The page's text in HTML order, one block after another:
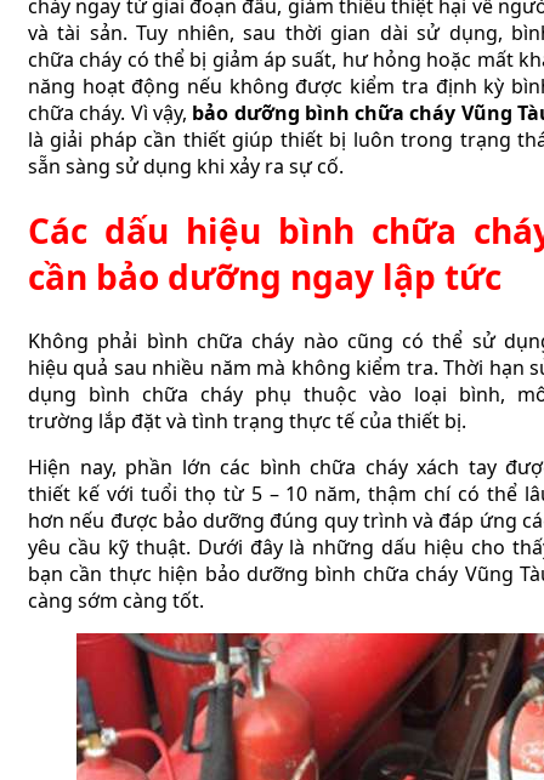
cháy ngay từ giai đoạn đầu, giảm thiểu thiệt hại về
và tài sản. Tuy nhiên, sau thời gian dài sử dụng,
chữa cháy có thể bị giảm áp suất, hư hỏng hoặc mất
năng hoạt động nếu không được kiểm tra định kỳ
chữa cháy. Vì vậy, bảo dưỡng bình chữa cháy Vũng
là giải pháp cần thiết giúp thiết bị luôn trong trạng
sẵn sàng sử dụng khi xảy ra sự cố.
Các dấu hiệu bình chữa
cần bảo dưỡng ngay lập tức
Không phải bình chữa cháy nào cũng có thể sử
hiệu quả sau nhiều năm mà không kiểm tra. Thời hạn
dụng bình chữa cháy phụ thuộc vào loại bình,
trường lắp đặt và tình trạng thực tế của thiết bị.
Hiện nay, phần lớn các bình chữa cháy xách tay
thiết kế với tuổi thọ từ 5 – 10 năm, thậm chí có thể
hơn nếu được bảo dưỡng đúng quy trình và đáp ứng
yêu cầu kỹ thuật. Dưới đây là những dấu hiệu cho
bạn cần thực hiện bảo dưỡng bình chữa cháy Vũng
càng sớm càng tốt.